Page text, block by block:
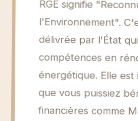
RGE signifie
l'Environnement". C'est
délivrée par l'État qui
compétences en
énergétique. Elle est
que vous puissiez
financières comme